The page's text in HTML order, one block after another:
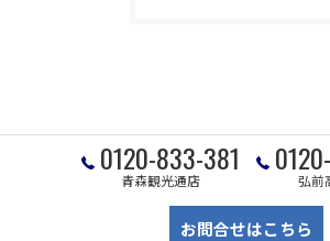
0120-833-381
青森観光通店 弘前
お問合せはこちら